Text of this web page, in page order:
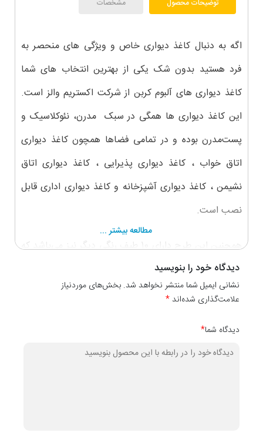
توضیحات محصول مشخصات
اگه به دنبال کاغذ دیواری خاص و ویژگی های منحصر به
فرد هستید بدون شک یکی از بهترین انتخاب های شما
کاغذ دیواری های آلبوم کربن از شرکت اکستریم والز است.
این کاغذ دیواری ها همگی در سبک مدرن، نئوکلاسیک و
پست‌مدرن بوده و در تمامی فضاها همچون کاغذ دیواری
اتاق خواب ، کاغذ دیواری پذیرایی ، کاغذ دیواری اتاق
نشیمن ، کاغذ دیواری آشپزخانه و کاغذ دیواری اداری قابل
نصب است.
همچنین این طرح دارای 10 طیف رنگی دیگر نیز می‌باشد که
کاغذ دیواری
کدهای10001 ، 10002، 10003
10004، ۱۰۰۰5، 10006
مطالعه بیشتر ...
دیدگاه خود را بنویسید
نشانی ایمیل شما منتشر نخواهد شد. بخش‌های موردنیاز
علامت‌گذاری شده‌اند*
دیدگاه شما*